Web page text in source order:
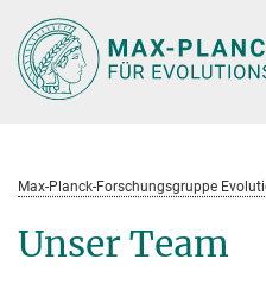
Hauptinhalt
Max-Planck-Forschungsgruppe
Unser Team